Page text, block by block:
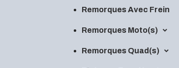
Remorques Avec Frein
Remorques Moto(s)
Remorques Quad(s)